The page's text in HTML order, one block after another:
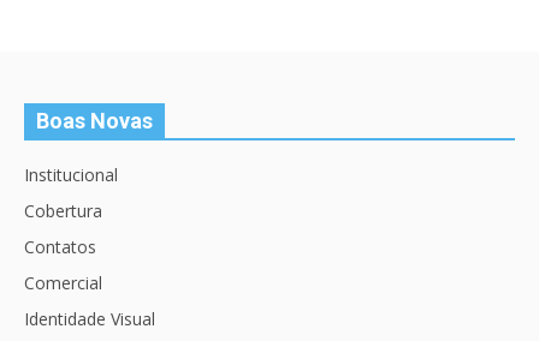
Boas Novas
Institucional
Cobertura
Contatos
Comercial
Identidade Visual